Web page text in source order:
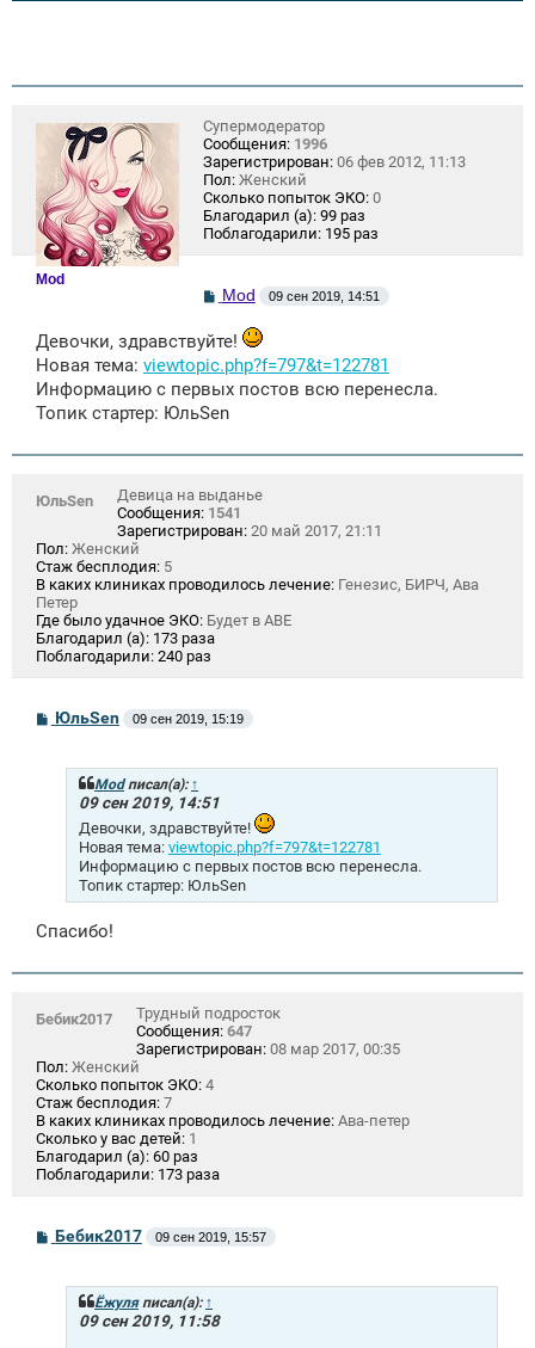
Mod
Супермодератор
Сообщения: 1996
Зарегистрирован: 06 фев 2012, 11:13
Пол: Женский
Сколько попыток ЭКО: 0
Благодарил (а): 99 раз
Поблагодарили: 195 раз
С
б
щ
е
н
и
Mod 09 сен 2019, 14:51
Девочки, здравствуйте!
Новая тема: viewtopic.php?f=797&t=122781
Информацию с первых постов всю перенесла.
Топик стартер: ЮльSen
ЮльSen
Девица на выданье
Сообщения: 1541
Зарегистрирован: 20 май 2017, 21:11
Пол: Женский
Стаж бесплодия: 5
В каких клиниках проводилось лечение: Генезис, БИРЧ, Ава
Петер
Где было удачное ЭКО: Будет в АВЕ
Благодарил (а): 173 раза
Поблагодарили: 240 раз
СЮльSen 09 сен 2019, 15:19
Modписал(а): ↑
09 сен 2019, 14:51
Девочки, здравствуйте!
Новая тема: viewtopic.php?f=797&t=122781
Информацию с первых постов всю перенесла.
Топик стартер: ЮльSen
Спасибо!
Бебик2017
Трудный подросток
Сообщения: 647
Зарегистрирован: 08 мар 2017, 00:35
Пол: Женский
Сколько попыток ЭКО: 4
Стаж бесплодия: 7
В каких клиниках проводилось лечение: Ава-петер
Сколько у вас детей: 1
Благодарил (а): 60 раз
Поблагодарили: 173 раза
СБебик2017 09 сен 2019, 15:57
Ёжуляписал(а): ↑
09 сен 2019, 11:58